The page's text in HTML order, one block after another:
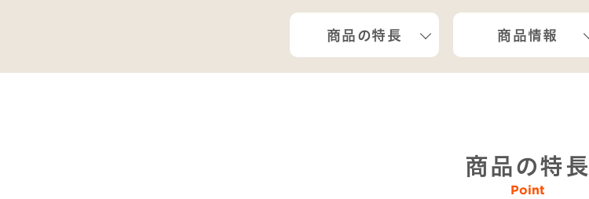
商品の特長 商品情報
商品の特長
Point